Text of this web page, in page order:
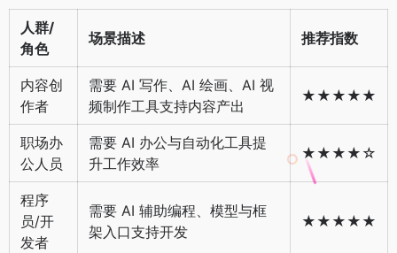
人群/
角色
场景描述 推荐指数
内容创
作者
需要 AI 写作、AI 绘画、AI 视
频制作工具支持内容产出
★★★★★
职场办
公人员
需要 AI 办公与自动化工具提
升工作效率
★★★★☆
程序
员/开
发者
需要 AI 辅助编程、模型与框
架入口支持开发
★★★★★